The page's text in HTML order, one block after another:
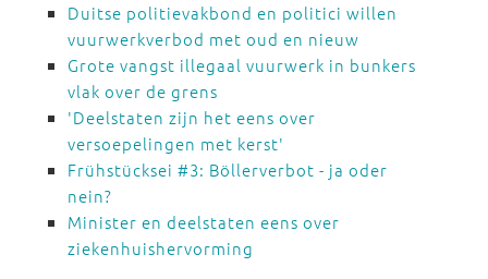
Duitse politievakbond en politici willen
vuurwerkverbod met oud en nieuw
Grote vangst illegaal vuurwerk in bunkers
vlak over de grens
'Deelstaten zijn het eens over
versoepelingen met kerst'
Frühstücksei #3: Böllerverbot - ja oder
nein?
Minister en deelstaten eens over
ziekenhuishervorming